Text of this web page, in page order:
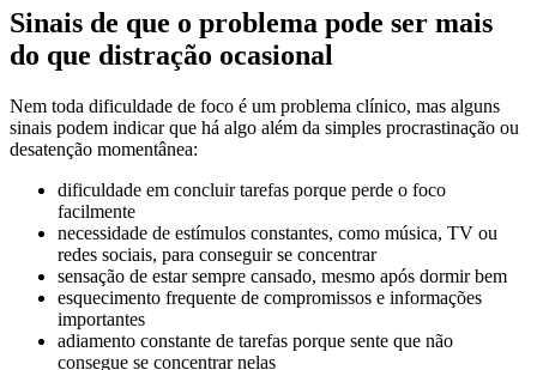
Sinais de que o problema pode ser mais
do que distração ocasional
Nem toda dificuldade de foco é um problema clínico, mas alguns
sinais podem indicar que há algo além da simples procrastinação ou
desatenção momentânea:
dificuldade em concluir tarefas porque perde o foco
facilmente
necessidade de estímulos constantes, como música, TV ou
redes sociais, para conseguir se concentrar
sensação de estar sempre cansado, mesmo após dormir bem
esquecimento frequente de compromissos e informações
importantes
adiamento constante de tarefas porque sente que não
consegue se concentrar nelas